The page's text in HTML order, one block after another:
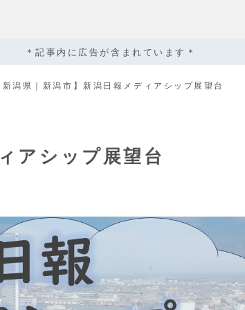
＊記事内に広告が含まれています＊
新潟県｜新潟市】新潟日報メディアシップ展望台
アシップ展望台